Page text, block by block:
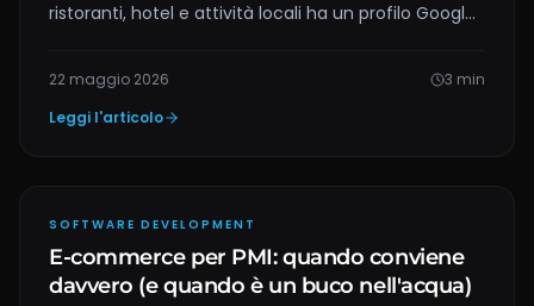
ristoranti, hotel e attività locali ha un profilo Google
22 maggio 2026 3 min
Leggi l'articolo
SOFTWARE DEVELOPMENT
E-commerce per PMI: quando conviene
davvero (e quando è un buco nell'acqua)